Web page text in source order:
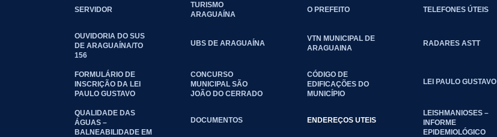
SERVIDOR
TURISMO
ARAGUAÍNA
O PREFEITO TELEFONES ÚTEIS
OUVIDORIA DO SUS
DE ARAGUAÍNA/TO
156
UBS DE ARAGUAÍNA
VTN MUNICIPAL DE
ARAGUAINA
RADARES ASTT
FORMULÁRIO DE
INSCRIÇÃO DA LEI
PAULO GUSTAVO
CONCURSO
MUNICIPAL SÃO
JOÃO DO CERRADO
CÓDIGO DE
EDIFICAÇÕES DO
MUNICÍPIO
LEI PAULO GUSTAVO
QUALIDADE DAS
ÁGUAS –
BALNEABILIDADE EM
DOCUMENTOS ENDEREÇOS UTEIS
LEISHMANIOSES –
INFORME
EPIDEMIOLÓGICO